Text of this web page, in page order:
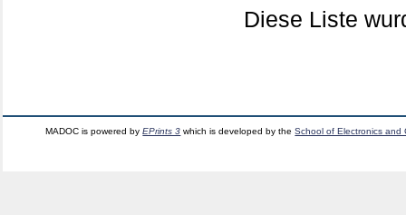
Diese Liste
MADOC is powered byEPrints 3 which is developed by theSchool of Electronics and